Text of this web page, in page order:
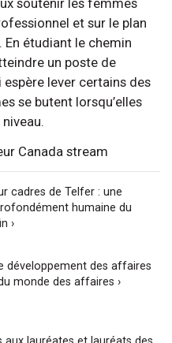
et sur le plan
étudiant le chemin
un poste de
lever certains des
se butent lorsqu’elles
Canada stream
cadres de Telfer : une
humaine du
›
développement des affaires
monde des affaires ›